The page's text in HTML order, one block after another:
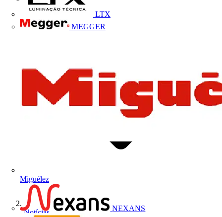
LTX
MEGGER
Miguélez
NEXANS
Início
Notícias